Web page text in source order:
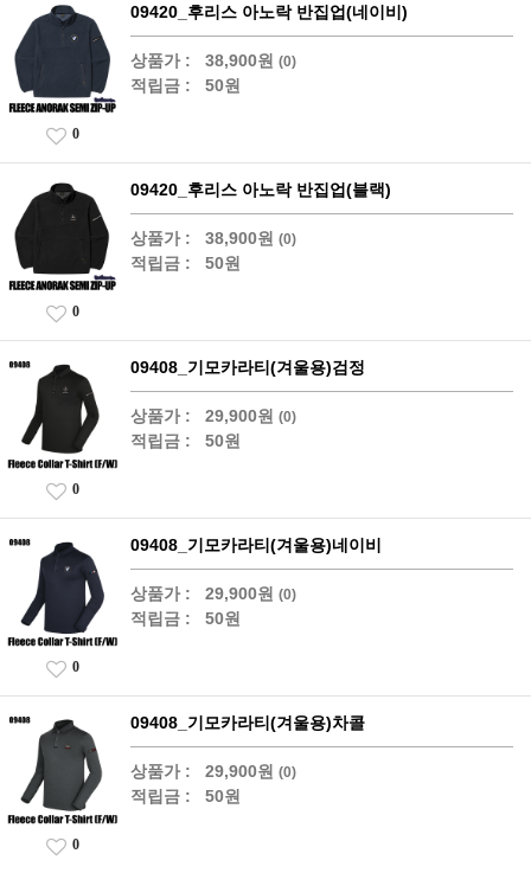
09420_후리스 아노락 반집업(네이비)
상품가 : 38,900원 (0)
적립금 : 50원
0
09420_후리스 아노락 반집업(블랙)
상품가 : 38,900원 (0)
적립금 : 50원
0
09408_기모카라티(겨울용)검정
상품가 : 29,900원 (0)
적립금 : 50원
0
09408_기모카라티(겨울용)네이비
상품가 : 29,900원 (0)
적립금 : 50원
0
09408_기모카라티(겨울용)차콜
상품가 : 29,900원 (0)
적립금 : 50원
0